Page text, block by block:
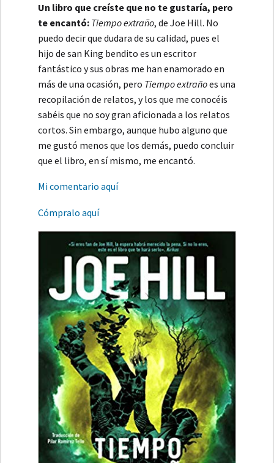
Un libro que creíste que no te gustaría, pero
te encantó: Tiempo extraño, de Joe Hill. No
puedo decir que dudara de su calidad, pues el
hijo de san King bendito es un escritor
fantástico y sus obras me han enamorado en
más de una ocasión, pero Tiempo extrañoes una
recopilación de relatos, y los que me conocéis
sabéis que no soy gran aficionada a los relatos
cortos. Sin embargo, aunque hubo alguno que
me gustó menos que los demás, puedo concluir
que el libro, en sí mismo, me encantó.
Mi comentario aquí
Cómpralo aquí